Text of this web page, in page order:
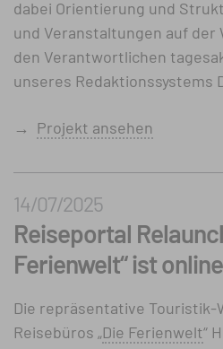
dabei Orientierung und
und Veranstaltungen auf der
den Verantwortlichen
unseres Redaktionssystems
→ Projekt ansehen
14/07/2025
Reiseportal
Ferienwelt“ ist
Die repräsentative Touristik-
Reisebüros „Die Ferienwelt“